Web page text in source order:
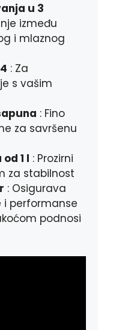
u 3
između
i mlaznog
: Za
s vašim
: Fino
za savršenu
1 l : Prozirni
za stabilnost
: Osigurava
i performanse
podnosi